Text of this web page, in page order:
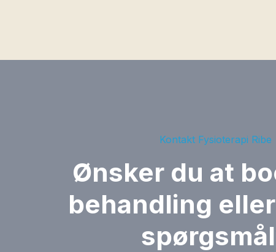
Kontakt Fysioterapi Ribe
Ønsker du at
behandling